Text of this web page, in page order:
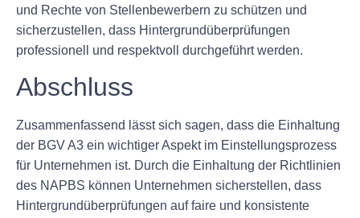
und Rechte von Stellenbewerbern zu schützen und
sicherzustellen, dass Hintergrundüberprüfungen
professionell und respektvoll durchgeführt werden.
Abschluss
Zusammenfassend lässt sich sagen, dass die Einhaltung
der BGV A3 ein wichtiger Aspekt im Einstellungsprozess
für Unternehmen ist. Durch die Einhaltung der Richtlinien
des NAPBS können Unternehmen sicherstellen, dass
Hintergrundüberprüfungen auf faire und konsistente